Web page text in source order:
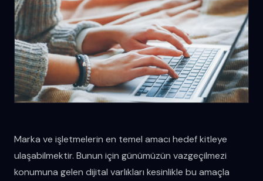
Marka ve işletmelerin en temel amacı hedef kitleye
ulaşabilmektir. Bunun için günümüzün vazgeçilmezi
konumuna gelen dijital varlıkları kesinlikle bu amaçla